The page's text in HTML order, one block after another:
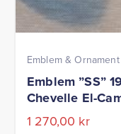
Emblem & Ornament
Emblem ”SS”
Chevelle El-
1 270,00 kr